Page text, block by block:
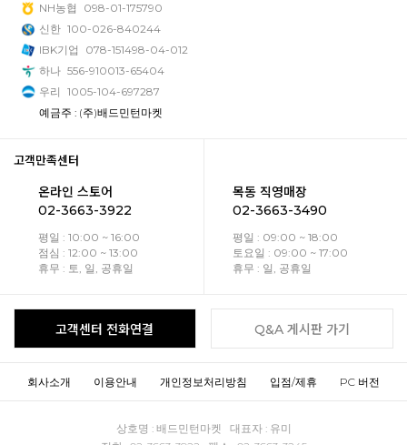
NH농협
098-01-175790
신한 100-026-840244
IBK기업
078-151498-04-012
하나 556-910013-65404
우리 1005-104-697287
예금주 : (주)배드민턴마켓
고객만족센터
온라인 스토어
02-3663-3922
평일 : 10:00 ~ 16:00
점심 : 12:00 ~ 13:00
휴무 : 토, 일, 공휴일
목동 직영매장
02-3663-3490
평일 : 09:00 ~ 18:00
토요일 : 09:00 ~ 17:00
휴무 : 일, 공휴일
고객센터 전화연결 Q&A 게시판 가기
회사소개 이용안내 개인정보처리방침 입점/제휴 PC 버전
상호명 : 배드민턴마켓 대표자 : 유미